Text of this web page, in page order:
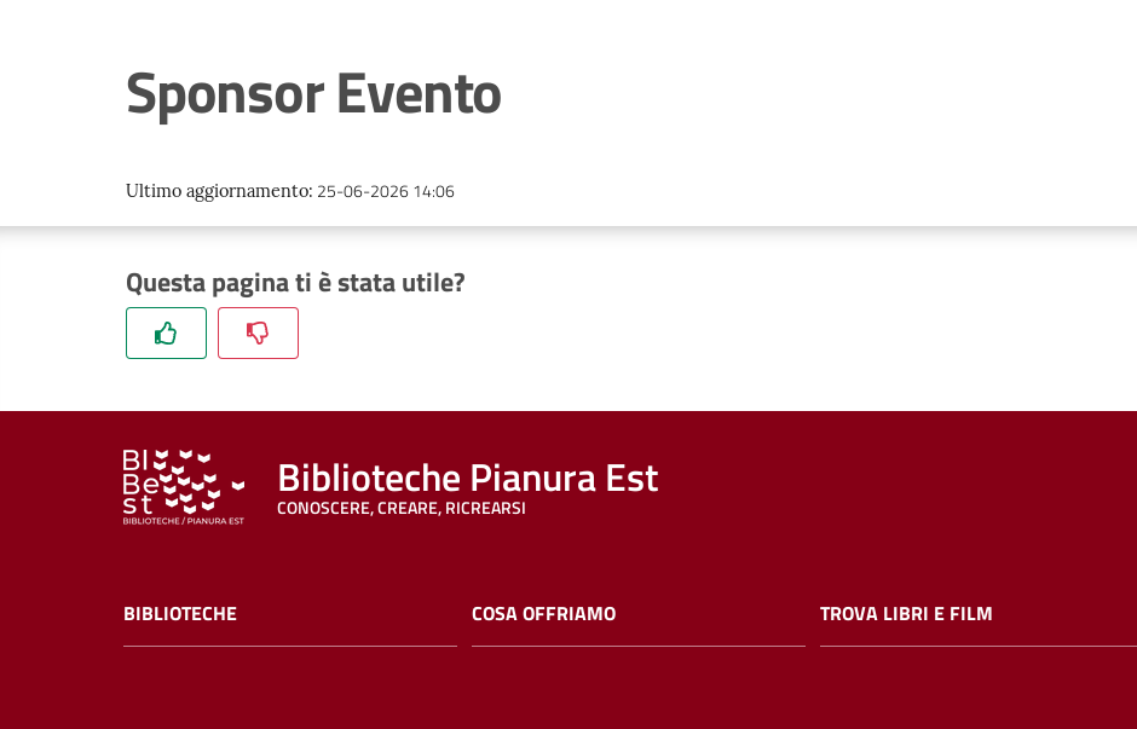
Sponsor Evento
Ultimo aggiornamento: 25-06-2026 14:06
Questa pagina ti è stata utile?
Biblioteche Pianura Est
CONOSCERE, CREARE, RICREARSI
BIBLIOTECHE COSA OFFRIAMO TROVA LIBRI E FILM